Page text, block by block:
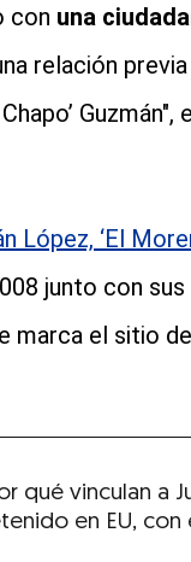
con una
relación
López, ‘El
junto con
marca el sitio
qué vinculan a
en EU, con